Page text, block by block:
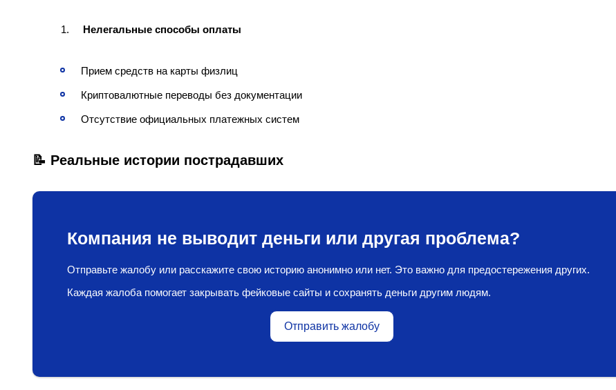
Нелегальные способы оплаты
Прием средств на карты физлиц
Криптовалютные переводы без документации
Отсутствие официальных платежных систем
📝 Реальные истории пострадавших
Компания не выводит деньги или другая проблема?
Отправьте жалобу или расскажите свою историю анонимно или нет. Это важно для предостережения других.
Каждая жалоба помогает закрывать фейковые сайты и сохранять деньги другим людям.
Отправить жалобу